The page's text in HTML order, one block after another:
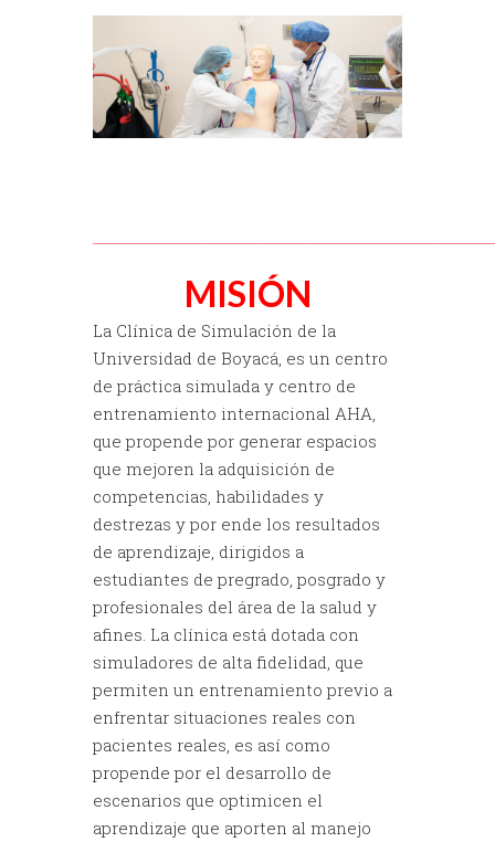
MISIÓN
La Clínica de Simulación de la
Universidad de Boyacá, es un centro
de práctica simulada y centro de
entrenamiento internacional AHA,
que propende por generar espacios
que mejoren la adquisición de
competencias, habilidades y
destrezas y por ende los resultados
de aprendizaje, dirigidos a
estudiantes de pregrado, posgrado y
profesionales del área de la salud y
afines. La clínica está dotada con
simuladores de alta fidelidad, que
permiten un entrenamiento previo a
enfrentar situaciones reales con
pacientes reales, es así como
propende por el desarrollo de
escenarios que optimicen el
aprendizaje que aporten al manejo